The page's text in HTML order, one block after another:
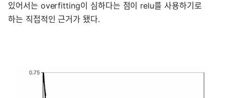
있어서는 overfitting이 심하다는 점이 relu를 사용하기로
하는 직접적인 근거가 됐다.